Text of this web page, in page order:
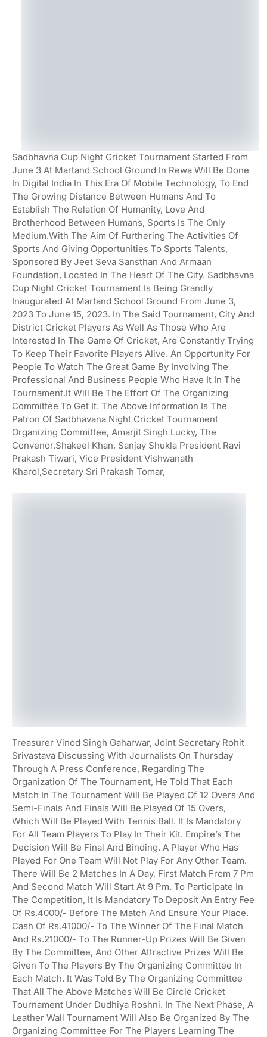
Sadbhavna Cup Night Cricket Tournament Started From
June 3 At Martand School Ground In Rewa Will Be Done
In Digital India In This Era Of Mobile Technology, To End
The Growing Distance Between Humans And To
Establish The Relation Of Humanity, Love And
Brotherhood Between Humans, Sports Is The Only
Medium.With The Aim Of Furthering The Activities Of
Sports And Giving Opportunities To Sports Talents,
Sponsored By Jeet Seva Sansthan And Armaan
Foundation, Located In The Heart Of The City. Sadbhavna
Cup Night Cricket Tournament Is Being Grandly
Inaugurated At Martand School Ground From June 3,
2023 To June 15, 2023. In The Said Tournament, City And
District Cricket Players As Well As Those Who Are
Interested In The Game Of Cricket, Are Constantly Trying
To Keep Their Favorite Players Alive. An Opportunity For
People To Watch The Great Game By Involving The
Professional And Business People Who Have It In The
Tournament.It Will Be The Effort Of The Organizing
Committee To Get It. The Above Information Is The
Patron Of Sadbhavana Night Cricket Tournament
Organizing Committee, Amarjit Singh Lucky, The
Convenor.Shakeel Khan, Sanjay Shukla President Ravi
Prakash Tiwari, Vice President Vishwanath
Kharol,Secretary Sri Prakash Tomar,
Treasurer Vinod Singh Gaharwar, Joint Secretary Rohit
Srivastava Discussing With Journalists On Thursday
Through A Press Conference, Regarding The
Organization Of The Tournament, He Told That Each
Match In The Tournament Will Be Played Of 12 Overs And
Semi-Finals And Finals Will Be Played Of 15 Overs,
Which Will Be Played With Tennis Ball. It Is Mandatory
For All Team Players To Play In Their Kit. Empire’s The
Decision Will Be Final And Binding. A Player Who Has
Played For One Team Will Not Play For Any Other Team.
There Will Be 2 Matches In A Day, First Match From 7 Pm
And Second Match Will Start At 9 Pm. To Participate In
The Competition, It Is Mandatory To Deposit An Entry Fee
Of Rs.4000/- Before The Match And Ensure Your Place.
Cash Of Rs.41000/- To The Winner Of The Final Match
And Rs.21000/- To The Runner-Up Prizes Will Be Given
By The Committee, And Other Attractive Prizes Will Be
Given To The Players By The Organizing Committee In
Each Match. It Was Told By The Organizing Committee
That All The Above Matches Will Be Circle Cricket
Tournament Under Dudhiya Roshni. In The Next Phase, A
Leather Wall Tournament Will Also Be Organized By The
Organizing Committee For The Players Learning The